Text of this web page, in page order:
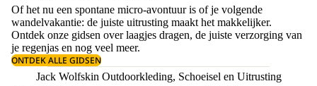
Of het nu een spontane micro-avontuur is of je volgende
wandelvakantie: de juiste uitrusting maakt het makkelijker.
Ontdek onze gidsen overlaagjes dragen, de juiste verzorging van
je regenjas en nog veel meer.
ONTDEK ALLE GIDSEN
Jack Wolfskin Outdoorkleding, Schoeisel en Uitrusting